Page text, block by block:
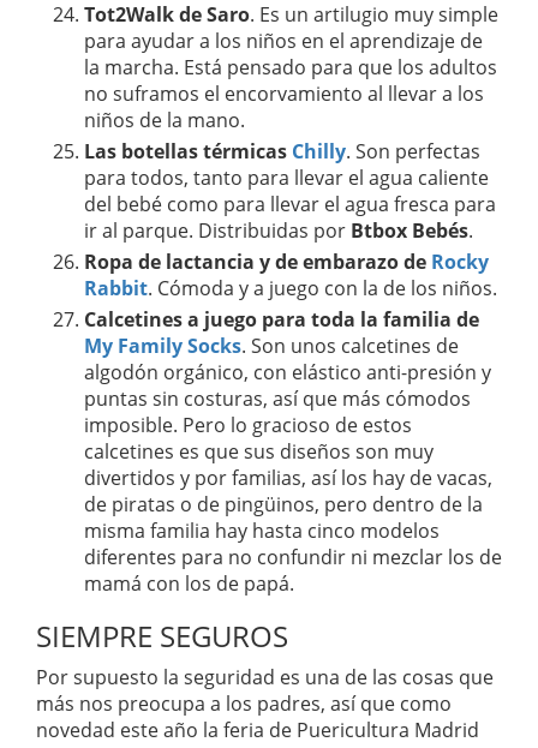
Tot2Walk de Saro. Es un artilugio muy simple
para ayudar a los niños en el aprendizaje de
la marcha. Está pensado para que los adultos
no suframos el encorvamiento al llevar a los
niños de la mano.
Las botellas térmicas Chilly. Son perfectas
para todos, tanto para llevar el agua caliente
del bebé como para llevar el agua fresca para
ir al parque. Distribuidas por Btbox Bebés.
Ropa de lactancia y de embarazo de Rocky
Rabbit. Cómoda y a juego con la de los niños.
Calcetines a juego para toda la familia de
My Family Socks. Son unos calcetines de
algodón orgánico, con elástico anti-presión y
puntas sin costuras, así que más cómodos
imposible. Pero lo gracioso de estos
calcetines es que sus diseños son muy
divertidos y por familias, así los hay de vacas,
de piratas o de pingüinos, pero dentro de la
misma familia hay hasta cinco modelos
diferentes para no confundir ni mezclar los de
mamá con los de papá.
SIEMPRE SEGUROS
Por supuesto la seguridad es una de las cosas que
más nos preocupa a los padres, así que como
novedad este año la feria de Puericultura Madrid